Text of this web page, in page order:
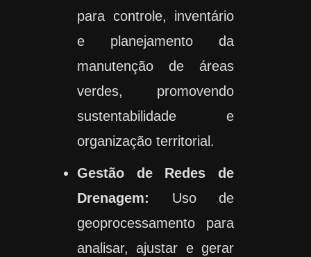
para controle, inventário
e planejamento da
manutenção de áreas
verdes, promovendo
sustentabilidade e
organização territorial.
Gestão de Redes de
Drenagem: Uso de
geoprocessamento para
analisar, ajustar e gerar